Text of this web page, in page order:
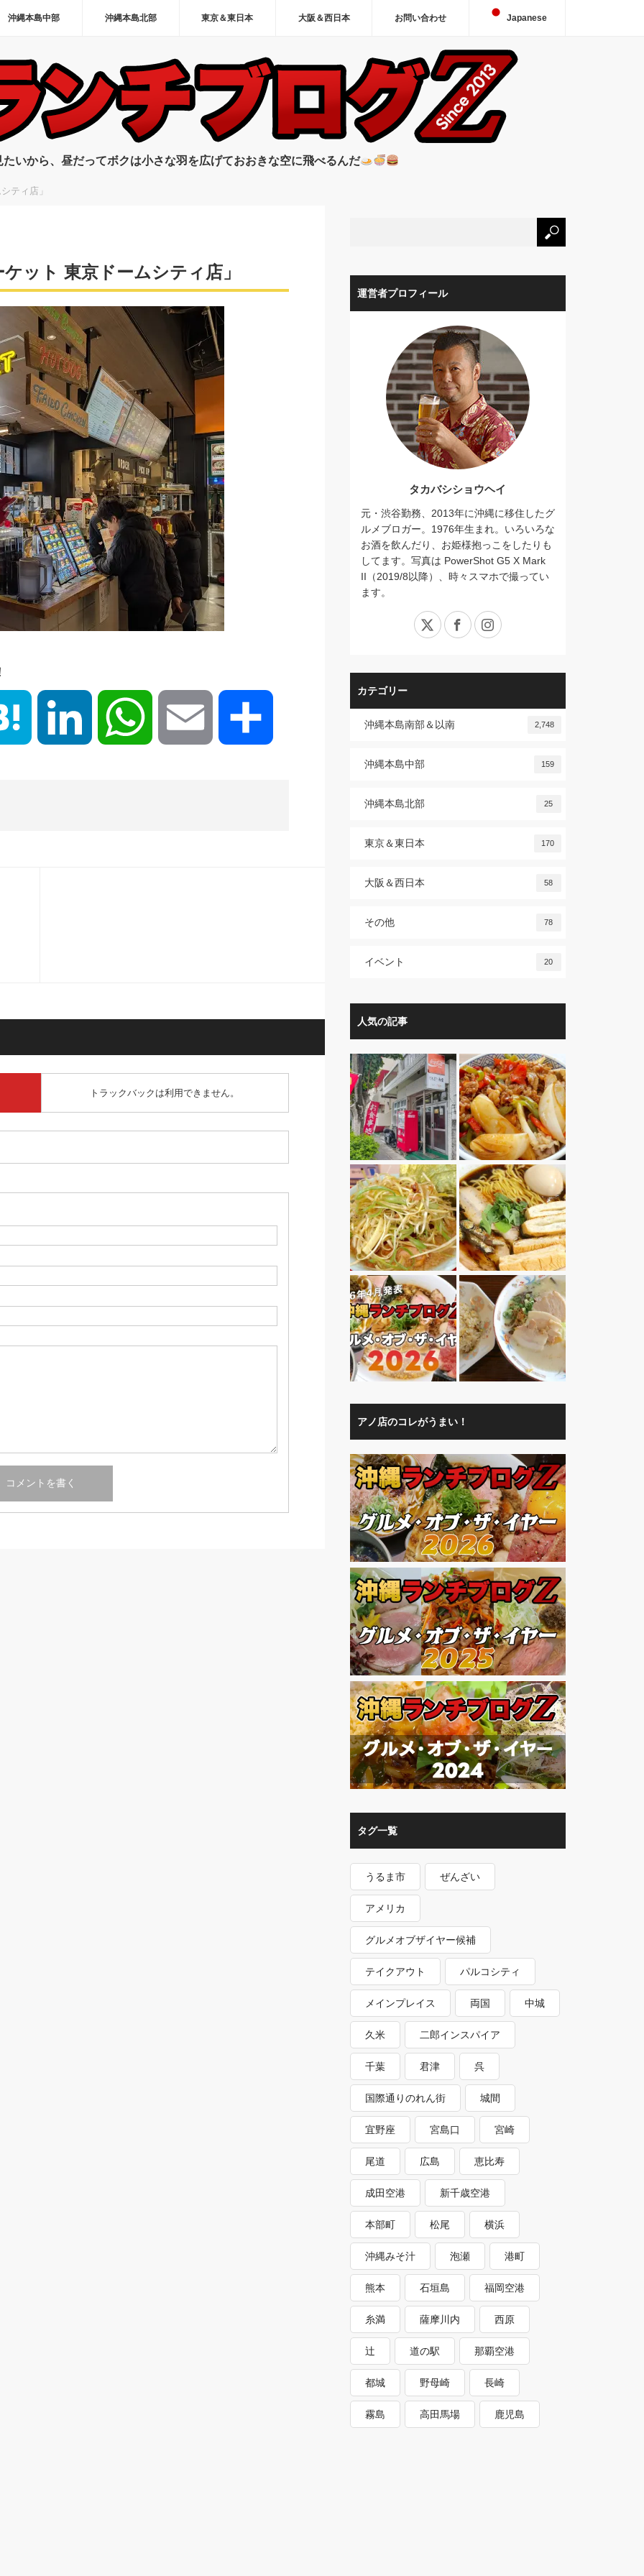
沖縄本島中部 沖縄本島北部 東京＆東日本 大阪＆西日本 お問い合わせ Japanese
いから、昼だってボクは小さな羽を広げておおきな空に飛べるんだ
ティ店」
ット 東京ドームシティ店」
Hatena LinkedIn WhatsApp Email
トラックバックは利用できません。
運営者プロフィール
タカバシショウヘイ
元・渋谷勤務、2013年に沖縄に移住したグ
ルメブロガー。1976年生まれ。いろいろな
お酒を飲んだり、お姫様抱っこをしたりも
してます。写真は PowerShot G5 X Mark
II（2019/8以降）、時々スマホで撮ってい
ます。
X FacebookInstagram
カテゴリー
沖縄本島南部＆以南 2,748
沖縄本島中部 159
沖縄本島北部 25
東京＆東日本 170
大阪＆西日本 58
その他 78
イベント 20
人気の記事
アノ店のコレがうまい！
タグ一覧
うるま市 ぜんざい
アメリカ
グルメオブザイヤー候補
テイクアウト パルコシティ
メインプレイス 両国 中城
久米 二郎インスパイア
千葉 君津 呉
国際通りのれん街 城間
宜野座 宮島口 宮崎
尾道 広島 恵比寿
成田空港 新千歳空港
本部町 松尾 横浜
沖縄みそ汁 泡瀬 港町
熊本 石垣島 福岡空港
糸満 薩摩川内 西原
辻 道の駅 那覇空港
都城 野母崎 長崎
霧島 高田馬場 鹿児島